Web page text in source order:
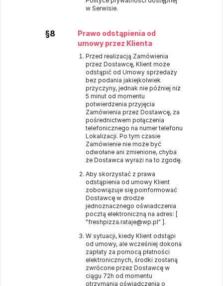
w Serwisie.
§8
Prawo odstąpienia od
umowy przez Klienta
Przed realizacją Zamówienia
przez Dostawcę, Klient może
odstąpić od Umowy sprzedaży
bez podania jakiejkolwiek
przyczyny, jednak nie później niż
5 minut od momentu
potwierdzenia przyjęcia
Zamówienia przez Dostawcę, za
pośrednictwem połączenia
telefonicznego na numer telefonu
Lokalizacji. Po tym czasie
Zamówienie nie może być
odwołane ani zmienione, chyba
że Dostawca wyrazi na to zgodę.
Aby skorzystać z prawa
odstąpienia od umowy Klient
zobowiązuje się poinformować
Dostawcę w drodze
jednoznacznego oświadczenia
pocztą elektroniczną na adres: [
"freshpizza.rataje@wp.pl" ].
W sytuacji, kiedy Klient odstąpi
od umowy, ale wcześniej dokona
zapłaty za pomocą płatności
elektronicznych, środki zostaną
zwrócone przez Dostawcę w
ciągu 72h od momentu
otrzymania oświadczenia o